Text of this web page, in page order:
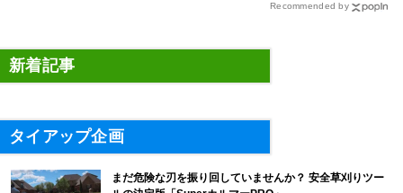
Recommended by
新着記事
タイアップ企画
まだ危険な刃を振り回していませんか？ 安全草刈りツー